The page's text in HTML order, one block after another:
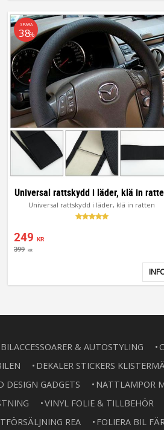
Universal rattskydd i läder, klä in
Universal rattskydd i läder, klä in ratten
249 KR
399 KR
SPARA
38%
BILACCESSOARER & AUTOSTYLING
DEKALER STICKERS
DESIGN GADGETS NATTLAMPOR
VINYL FOLIE & TILLBEHÖR
REA
FOLIERA BIL